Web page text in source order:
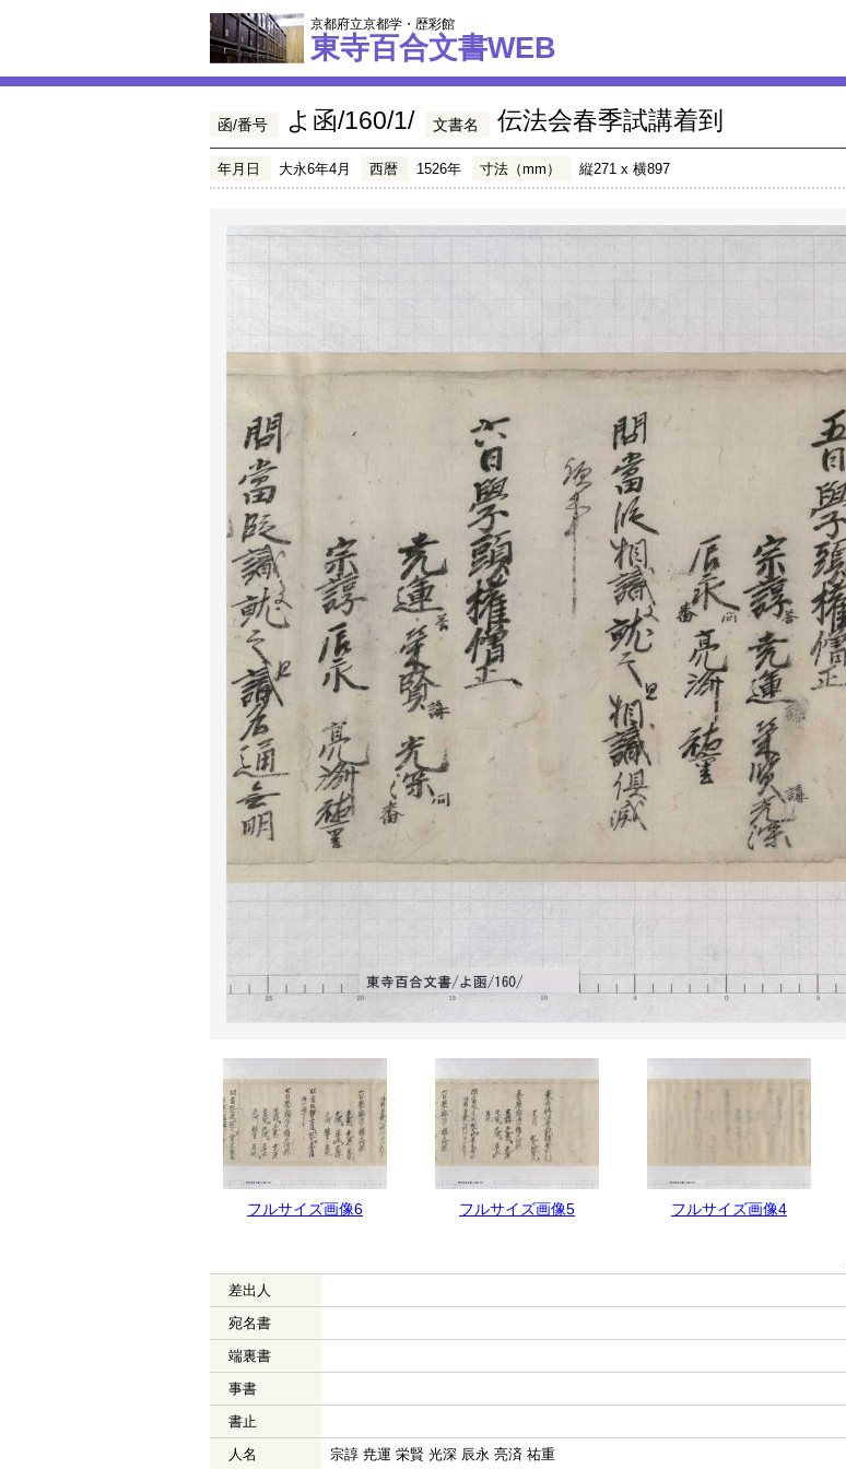
京都府立京都学・歴彩館
東寺百合文書WEB
函/番号 よ函/160/1/ 文書名 伝法会春季試講着到
年月日 大永6年4月 西暦 1526年 寸法（mm） 縦271 x 横897
フルサイズ画像6 フルサイズ画像5 フルサイズ画像4
差出人
宛名書
端裏書
事書
書止
人名
宗諄 尭運 栄賢 光深 辰永 亮済 祐重